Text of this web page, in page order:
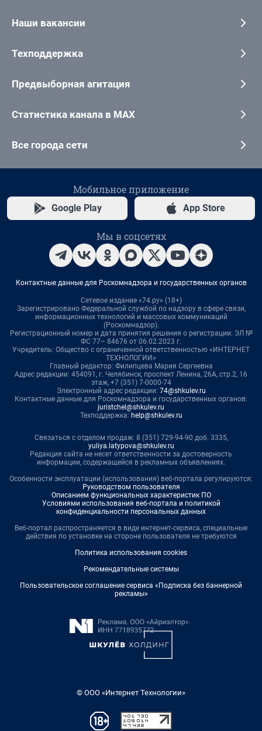
Наши вакансии
Техподдержка
Предвыборная агитация
Статистика канала в MAX
Все города сети
Мобильное приложение
Google Play App Store
Мы в соцсетях
Контактные данные для Роскомнадзора и государственных органов
Сетевое издание «74.ру» (18+)
Зарегистрировано Федеральной службой по надзору в сфере связи,
информационных технологий и массовых коммуникаций
(Роскомнадзор).
Регистрационный номер и дата принятия решения о регистрации: ЭЛ №
ФС 77– 84676 от 06.02.2023 г.
Учредитель: Общество с ограниченной ответственностью «ИНТЕРНЕТ
ТЕХНОЛОГИИ»
Главный редактор: Филипцева Мария Сергеевна
Адрес редакции: 454091, г. Челябинск, проспект Ленина, 26А, стр.2, 16
этаж, +7 (351) 7-0000-74
Электронный адрес редакции: 74@shkulev.ru
Контактные данные для Роскомнадзора и государственных органов:
juristchel@shkulev.ru
Техподдержка: help@shkulev.ru
Связаться с отделом продаж: 8 (351) 729-94-90 доб. 3335,
yuliya.latypova@shkulev.ru
Редакция сайта не несет ответственности за достоверность
информации, содержащейся в рекламных объявлениях.
Особенности эксплуатации (использования) веб-портала регулируются:
Руководством пользователя
Описанием функциональных характеристик ПО
Условиями использования веб-портала и политикой
конфиденциальности персональных данных
Веб-портал распространяется в виде интернет-сервиса, специальные
действия по установке на стороне пользователя не требуются
Политика использования cookies
Рекомендательные системы
Пользовательское соглашение сервиса «Подписка без баннерной
рекламы»
© ООО «Интернет Технологии»